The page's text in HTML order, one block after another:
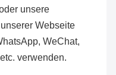
unsere
Webseite
WeChat,
verwenden.